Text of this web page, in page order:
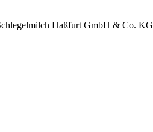
Haßfurt GmbH & Co. KG